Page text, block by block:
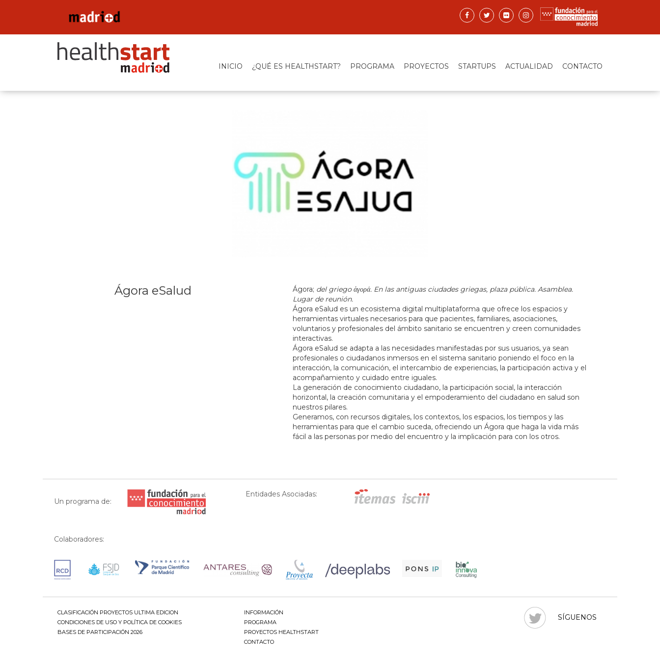
INICIO ¿QUÉ ES HEALTHSTART? PROGRAMA PROYECTOS STARTUPS ACTUALIDAD CONTACTO
Ágora eSalud Ágora; del griego ἀγορά. En las antiguas ciudades griegas, plaza pública. Asamblea.
Lugar de reunión.
Ágora eSalud es un ecosistema digital multiplataforma que ofrece los espacios y
herramientas virtuales necesarios para que pacientes, familiares, asociaciones,
voluntarios y profesionales del ámbito sanitario se encuentren y creen comunidades
interactivas.
Ágora eSalud se adapta a las necesidades manifestadas por sus usuarios, ya sean
profesionales o ciudadanos inmersos en el sistema sanitario poniendo el foco en la
interacción, la comunicación, el intercambio de experiencias, la participación activa y el
acompañamiento y cuidado entre iguales.
La generación de conocimiento ciudadano, la participación social, la interacción
horizontal, la creación comunitaria y el empoderamiento del ciudadano en salud son
nuestros pilares.
Generamos, con recursos digitales, los contextos, los espacios, los tiempos y las
herramientas para que el cambio suceda, ofreciendo un Ágora que haga la vida más
fácil a las personas por medio del encuentro y la implicación para con los otros.
Un programa de:
Entidades Asociadas:
Colaboradores:
CLASIFICACIÓN PROYECTOS ULTIMA EDICION
CONDICIONES DE USO Y POLÍTICA DE COOKIES
BASES DE PARTICIPACIÓN 2026
INFORMACIÓN
PROGRAMA
PROYECTOS HEALTHSTART
CONTACTO
SÍGUENOS